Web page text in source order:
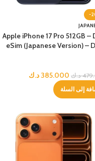
-
Apple iPhone 17 Pro 512GB –
eSim (Japanese Version) –
د.ك 385.000 د.ك
إلى السلة